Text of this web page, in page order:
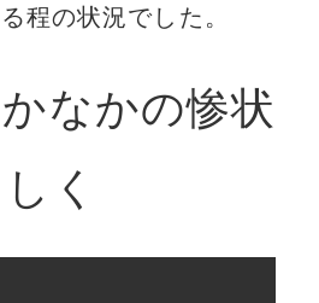
程の状況でした。
なかの惨状
く